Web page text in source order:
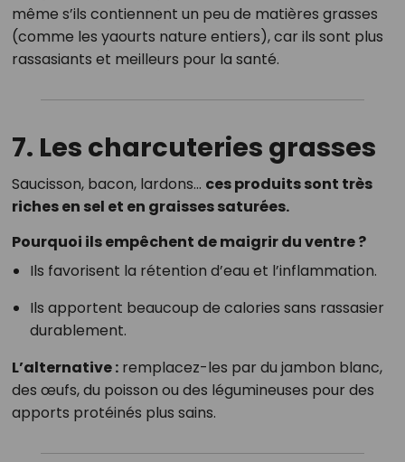
même s’ils contiennent un peu de matières grasses
(comme les yaourts nature entiers), car ils sont plus
rassasiants et meilleurs pour la santé.
7. Les charcuteries grasses
Saucisson, bacon, lardons… ces produits sont très
riches en sel et en graisses saturées.
Pourquoi ils empêchent de maigrir du ventre ?
Ils favorisent la rétention d’eau et l’inflammation.
Ils apportent beaucoup de calories sans rassasier
durablement.
L’alternative :remplacez-les par du jambon blanc,
des œufs, du poisson ou des légumineuses pour des
apports protéinés plus sains.